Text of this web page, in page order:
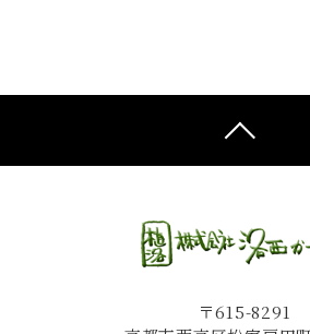
〒615-8291